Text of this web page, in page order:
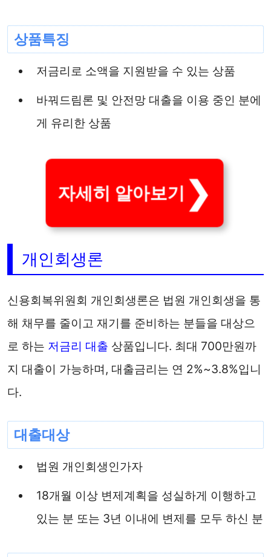
상품특징
저금리로 소액을 지원받을 수 있는 상품
바꿔드림론 및 안전망 대출을 이용 중인 분에
게 유리한 상품
자세히 알아보기
개인회생론
신용회복위원회 개인회생론은 법원 개인회생을 통
해 채무를 줄이고 재기를 준비하는 분들을 대상으
로 하는 저금리 대출 상품입니다. 최대 700만원까
지 대출이 가능하며, 대출금리는 연 2%~3.8%입니
다.
대출대상
법원 개인회생인가자
18개월 이상 변제계획을 성실하게 이행하고
있는 분 또는 3년 이내에 변제를 모두 하신 분